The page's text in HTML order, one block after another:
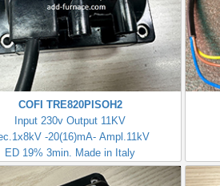
COFI TRE820PISOH2
Input 230v Output 11KV
-20(16)mA- Ampl.11kV
ED 19% 3min. Made in Italy